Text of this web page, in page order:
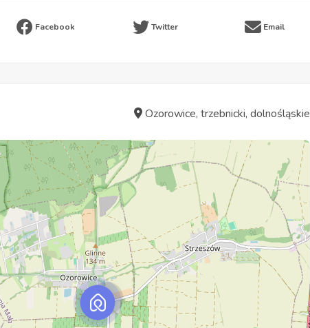
Facebook Twitter Email
Ozorowice, trzebnicki, dolnośląskie